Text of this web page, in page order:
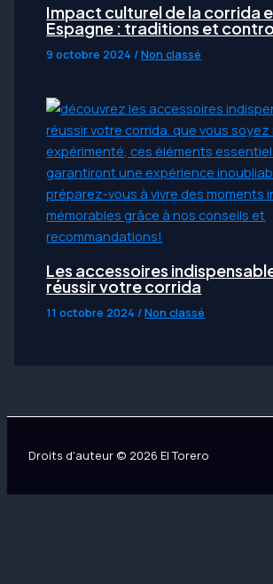
Impact culturel de la corrida
Espagne : traditions et
9 octobre 2024 /Non classé
Les accessoires
réussir votre corrida
11 octobre 2024 /Non classé
Droits d'auteur © 2026 El Torero